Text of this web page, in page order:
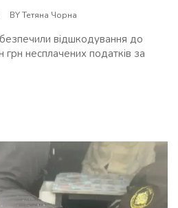
BYТетяна Чорна
відшкодування до
несплачених податків за